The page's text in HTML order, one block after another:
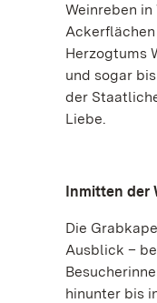
Weinreben
Herzogtums
und sogar
der
Liebe.
Inmitten der
Die
Ausblick –
hinunter bis